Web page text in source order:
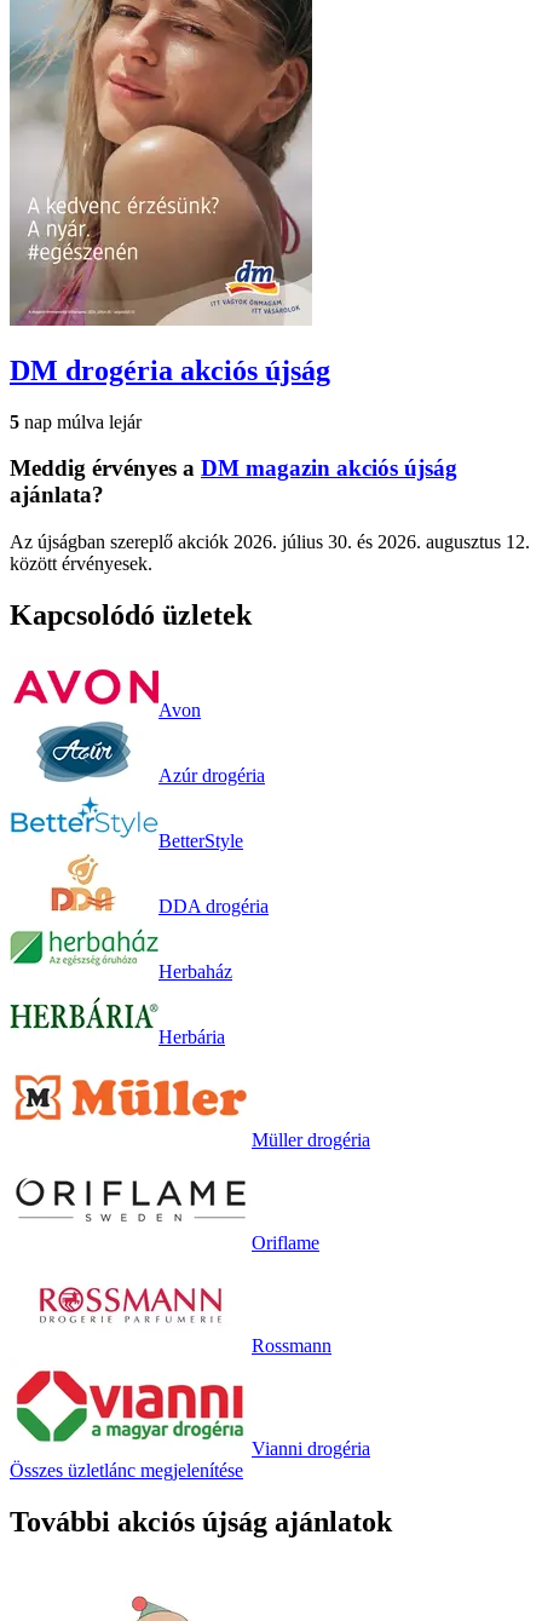
DM drogéria akciós újság
5 nap múlva lejár
Meddig érvényes a DM magazin akciós újság
ajánlata?
Az újságban szereplő akciók 2026. július 30. és 2026. augusztus 12.
között érvényesek.
Kapcsolódó üzletek
Avon
Azúr drogéria
BetterStyle
DDA drogéria
Herbaház
Herbária
Müller drogéria
Oriflame
Rossmann
Vianni drogéria
Összes üzletlánc megjelenítése
További akciós újság ajánlatok